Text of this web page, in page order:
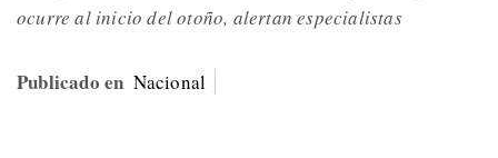
ocurre al inicio del otoño, alertan especialistas
Publicado en Nacional